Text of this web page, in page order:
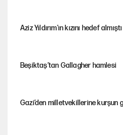
Aziz Yıldırım'ın kızını hedef
Beşiktaş’tan Gallagher hamlesi
Gazi’den milletvekillerine kurşun